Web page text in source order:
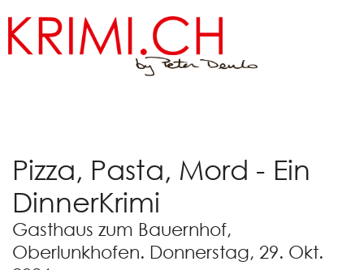
Pizza, Pasta, Mord - Ein
DinnerKrimi
Gasthaus zum Bauernhof,
Oberlunkhofen. Donnerstag, 29. Okt.